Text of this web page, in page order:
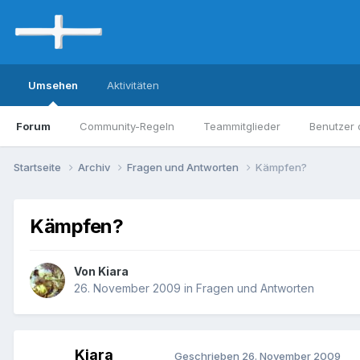
Umsehen
Forum Community-Regeln Teammitglieder Benutzer
Aktivitäten
Startseite Archiv Fragen und Antworten Kämpfen?
Kämpfen?
Von Kiara
26. November 2009 in Fragen und Antworten
Kiara Geschrieben 26. November 2009